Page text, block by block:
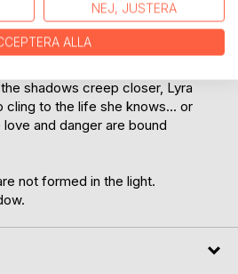
to darkness.
shadows creep closer, Lyra
to the life she knows... or
and danger are bound
not formed in the light.
NEJ, JUSTERA
ALLA